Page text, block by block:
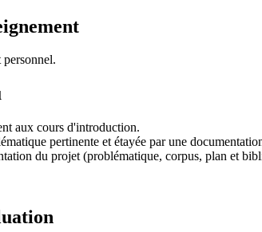
aux cours d'introduction.
pertinente et étayée par une
du projet (problématique, corpus, plan et